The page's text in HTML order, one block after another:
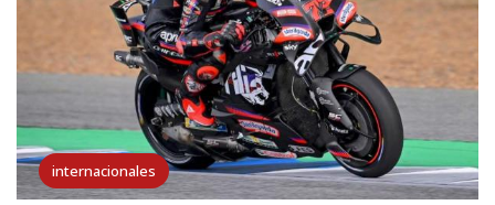
internacionales